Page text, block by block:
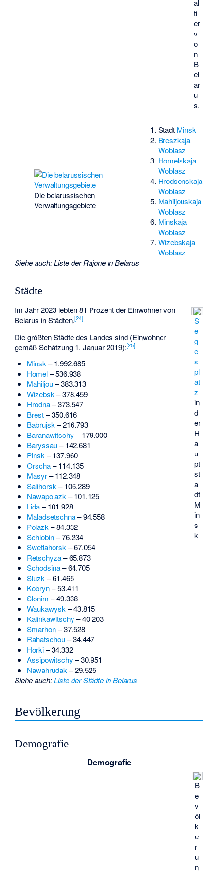
al
ti
er
v
o
n
B
el
ar
u
s.
Die belarussischen
Verwaltungsgebiete
Stadt Minsk
Breszkaja
Woblasz
Homelskaja
Woblasz
Hrodsenskaja
Woblasz
Mahiljouskaja
Woblasz
Minskaja
Woblasz
Wizebskaja
Woblasz
Siehe auch:Liste der Rajone in Belarus
Städte
Si
e
g
e
s
pl
at
z
in
d
er
H
a
u
pt
st
a
dt
M
in
s
k
Im Jahr 2023 lebten 81 Prozent der Einwohner von
Belarus in Städten.[24]
Die größten Städte des Landes sind (Einwohner
gemäß Schätzung 1. Januar 2019):[25]
Minsk – 1.992.685
Homel– 536.938
Mahiljou– 383.313
Wizebsk – 378.459
Hrodna– 373.547
Brest– 350.616
Babrujsk – 216.793
Baranawitschy – 179.000
Baryssau– 142.681
Pinsk – 137.960
Orscha– 114.135
Masyr– 112.348
Salihorsk – 106.289
Nawapolazk – 101.125
Lida– 101.928
Maladsetschna– 94.558
Polazk – 84.332
Schlobin– 76.234
Swetlahorsk – 67.054
Retschyza– 65.873
Schodsina– 64.705
Sluzk – 61.465
Kobryn– 53.411
Slonim – 49.338
Waukawysk – 43.815
Kalinkawitschy – 40.203
Smarhon– 37.528
Rahatschou– 34.447
Horki– 34.332
Assipowitschy – 30.951
Nawahrudak – 29.525
Siehe auch:Liste der Städte in Belarus
Bevölkerung
Demografie
Demografie
B
e
v
öl
k
e
r
u
n